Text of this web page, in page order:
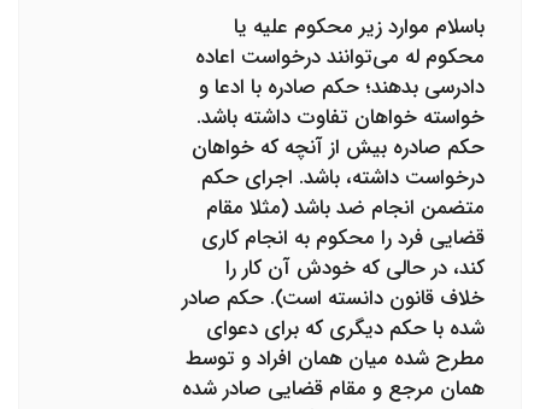
باسلام موارد زیر محکوم علیه یا
محکوم له می‌توانند درخواست اعاده
دادرسی بدهند؛ حکم صادره با ادعا و
خواسته خواهان تفاوت داشته باشد.
حکم صادره بیش از آنچه که خواهان
درخواست داشته، باشد. اجرای حکم
متضمن انجام ضد باشد (مثلا مقام
قضایی فرد را محکوم به انجام کاری
کند، در حالی که خودش آن کار را
خلاف قانون دانسته است). حکم صادر
شده با حکم دیگری که برای دعوای
مطرح شده میان همان افراد و توسط
همان مرجع و مقام قضایی صادر شده